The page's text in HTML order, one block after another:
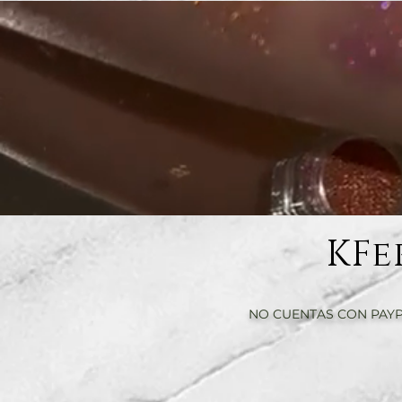
NO CUENTAS CON